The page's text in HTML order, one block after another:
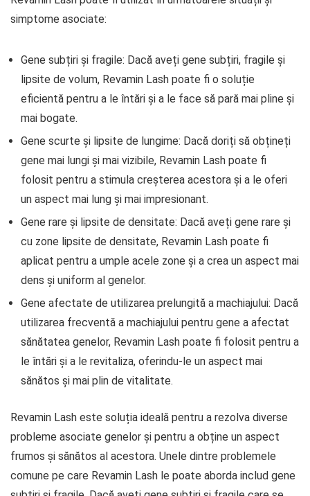
simptome asociate:
Gene subțiri și fragile: Dacă aveți gene subțiri, fragile și
lipsite de volum, Revamin Lash poate fi o soluție
eficientă pentru a le întări și a le face să pară mai pline și
mai bogate.
Gene scurte și lipsite de lungime: Dacă doriți să obțineți
gene mai lungi și mai vizibile, Revamin Lash poate fi
folosit pentru a stimula creșterea acestora și a le oferi
un aspect mai lung și mai impresionant.
Gene rare și lipsite de densitate: Dacă aveți gene rare și
cu zone lipsite de densitate, Revamin Lash poate fi
aplicat pentru a umple acele zone și a crea un aspect mai
dens și uniform al genelor.
Gene afectate de utilizarea prelungită a machiajului: Dacă
utilizarea frecventă a machiajului pentru gene a afectat
sănătatea genelor, Revamin Lash poate fi folosit pentru a
le întări și a le revitaliza, oferindu-le un aspect mai
sănătos și mai plin de vitalitate.
Revamin Lash este soluția ideală pentru a rezolva diverse
probleme asociate genelor și pentru a obține un aspect
frumos și sănătos al acestora. Unele dintre problemele
comune pe care Revamin Lash le poate aborda includ gene